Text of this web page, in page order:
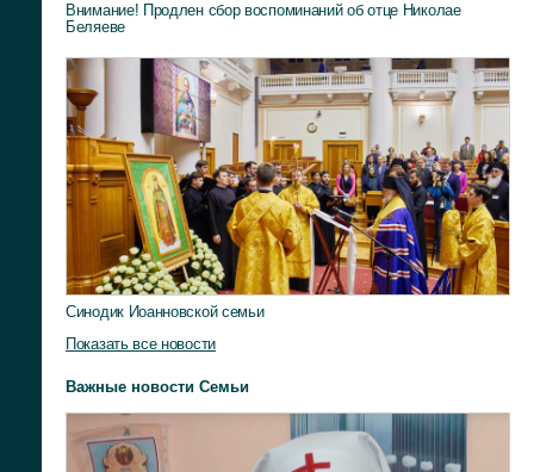
Внимание! Продлен сбор воспоминаний об отце Николае
Беляеве
Синодик Иоанновской семьи
Показать все новости
Важные новости Семьи